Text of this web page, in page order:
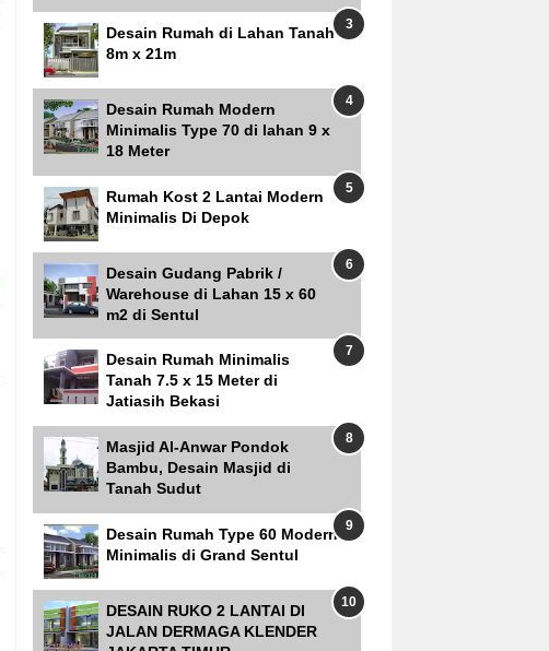
Desain Rumah di Lahan Tanah
8m x 21m
Desain Rumah Modern
Minimalis Type 70 di lahan 9 x
18 Meter
Rumah Kost 2 Lantai Modern
Minimalis Di Depok
Desain Gudang Pabrik /
Warehouse di Lahan 15 x 60
m2 di Sentul
Desain Rumah Minimalis
Tanah 7.5 x 15 Meter di
Jatiasih Bekasi
Masjid Al-Anwar Pondok
Bambu, Desain Masjid di
Tanah Sudut
Desain Rumah Type 60 Modern
Minimalis di Grand Sentul
DESAIN RUKO 2 LANTAI DI
JALAN DERMAGA KLENDER